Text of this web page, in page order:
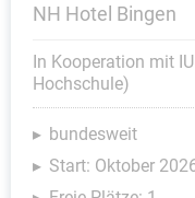
NH Hotel Bingen
In Kooperation mit
Hochschule)
bundesweit
Start: Oktober